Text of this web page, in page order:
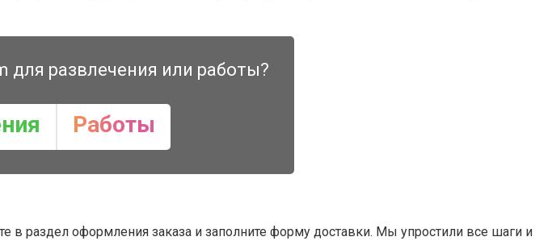
для развлечения или работы?
Работы
в раздел оформления заказа и заполните форму доставки. Мы упростили все шаги и